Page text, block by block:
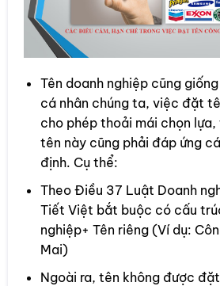
Tên doanh nghiệp cũng
cá nhân chúng ta, việc đặt
cho phép thoải mái chọn
tên này cũng phải đáp ứng
định. Cụ thể:
Theo Điều 37 Luật Doanh
Tiết Việt bắt buộc có cấu
nghiệp+ Tên riêng (Ví dụ:
Mai)
Ngoài ra, tên không được